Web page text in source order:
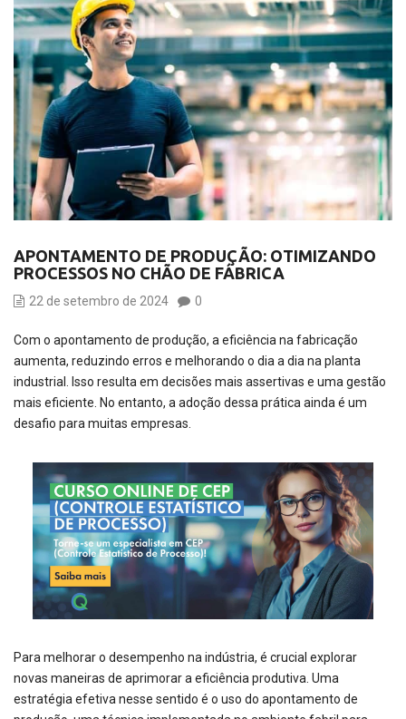
APONTAMENTO DE PRODUÇÃO: OTIMIZANDO
PROCESSOS NO CHÃO DE FÁBRICA
22 de setembro de 2024 0
Com o apontamento de produção, a eficiência na fabricação
aumenta, reduzindo erros e melhorando o dia a dia na planta
industrial. Isso resulta em decisões mais assertivas e uma gestão
mais eficiente. No entanto, a adoção dessa prática ainda é um
desafio para muitas empresas.
Para melhorar o desempenho na indústria, é crucial explorar
novas maneiras de aprimorar a eficiência produtiva. Uma
estratégia efetiva nesse sentido é o uso do apontamento de